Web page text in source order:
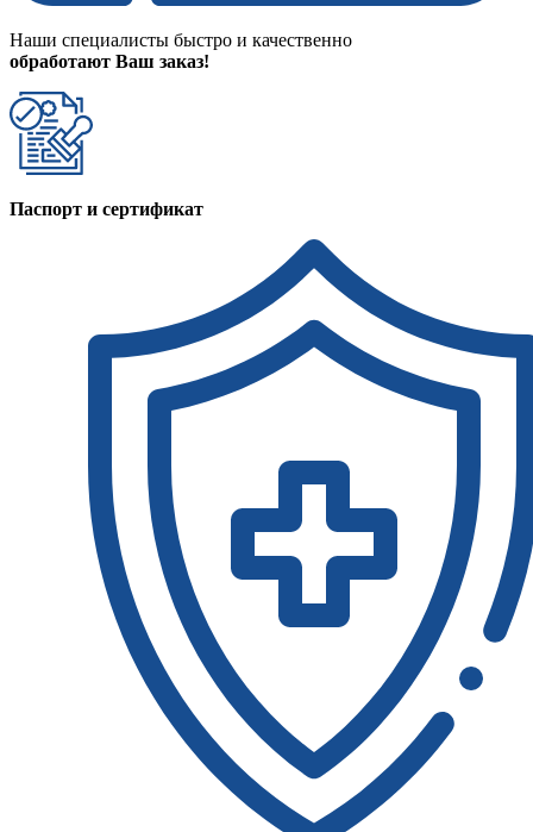
Наши специалисты быстро и качественно
обработают Ваш заказ!
Паспорт и сертификат